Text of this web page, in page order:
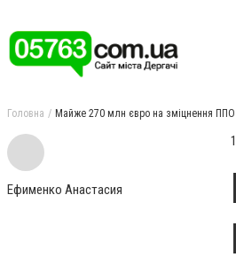
Головна Майже 270 млн євро на зміцнення ППО
Ефименко Анастасия